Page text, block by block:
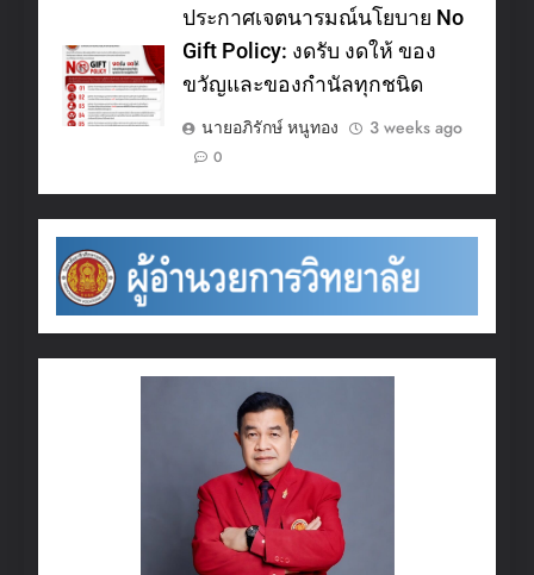
ประกาศเจตนารมณ์นโยบาย No
Gift Policy: งดรับ งดให้ ของ
ขวัญและของกำนัลทุกชนิด
นายอภิรักษ์ หนูทอง
3 weeks ago
0